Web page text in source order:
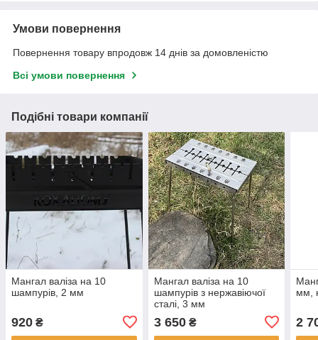
Умови повернення
Повернення товару впродовж 14 днів за домовленістю
Всі умови повернення
Подібні товари компанії
Мангал валіза на 10
шампурів, 2 мм
920 ₴
Мангал валіза на 10
шампурів з нержавіючої
сталі, 3 мм
3 650₴
мм,
2